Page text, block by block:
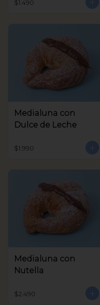
$1.490
Medialuna con
Dulce de Leche
$1.990
Medialuna con
Nutella
$2.490